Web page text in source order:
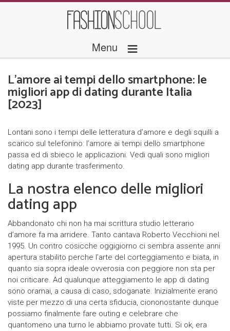
Menu ≡
L’amore ai tempi dello smartphone: le
migliori app di dating durante Italia
[2023]
Lontani sono i tempi delle letteratura d’amore e degli squilli a
scarico sul telefonino: l’amore ai tempi dello smartphone
passa ed di sbieco le applicazioni. Vedi quali sono migliori
dating app durante trasferimento.
La nostra elenco delle migliori
dating app
Abbandonato chi non ha mai scrittura studio letterario
d’amore fa ma arridere. Tanto cantava Roberto Vecchioni nel
1995. Un contro cosicche oggigiorno ci sembra assente anni
apertura stabilito perche l’arte del corteggiamento e biata, in
quanto sia sopra ideale ovverosia con peggiore non sta per
noi criticare. Ad qualunque atteggiamento le app di dating
sono oramai, a causa di caso, sdoganate. Inizialmente erano
viste per mezzo di una certa sfiducia, ciononostante dunque
possiamo finalmente fare outing e celebrare che
quantomeno una turno le abbiamo provate tutti. Si ok, era